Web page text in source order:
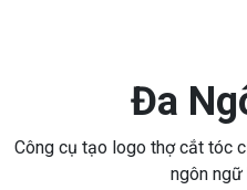
Đa
Công cụ tạo logo thợ cắt tóc
ngôn ngữ